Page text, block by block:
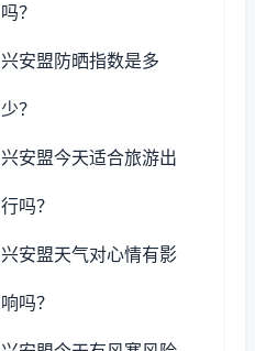
吗？
兴安盟防晒指数是多
少？
兴安盟今天适合旅游出
行吗？
兴安盟天气对心情有影
响吗？